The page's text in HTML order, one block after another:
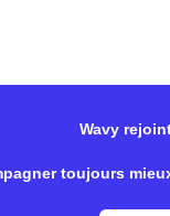
Wavy
toujours
> Matériel/